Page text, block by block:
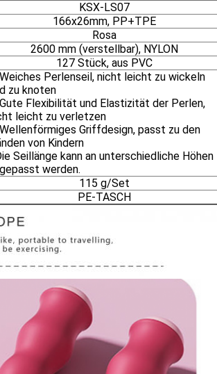
KSX-LS07
166x26mm, PP+TPE
Rosa
2600 mm (verstellbar), NYLON
127 Stück, aus PVC
Perlenseil, nicht leicht zu wickeln
zu knoten
Flexibilität und Elastizität der Perlen,
leicht zu verletzen
Griffdesign, passt zu den
von Kindern
Seillänge kann an unterschiedliche Höhen
werden.
115 g/Set
PE-TASCH